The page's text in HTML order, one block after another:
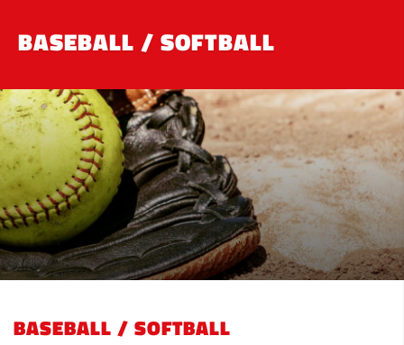
BASEBALL / SOFTBALL
BASEBALL / SOFTBALL